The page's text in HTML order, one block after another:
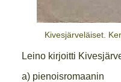
Kivesjärveläiset.
Leino kirjoitti
a) pienoisromaanin